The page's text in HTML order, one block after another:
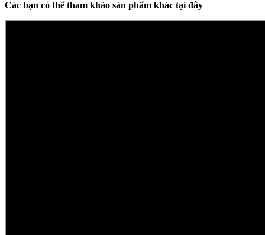
Các bạn có thể tham khảo sản phẩm khác tại đây